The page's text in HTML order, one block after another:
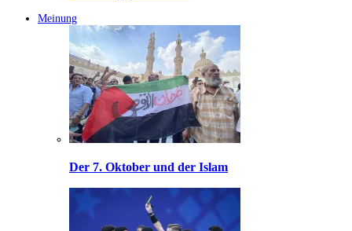
Meinung
Der 7. Oktober und der Islam